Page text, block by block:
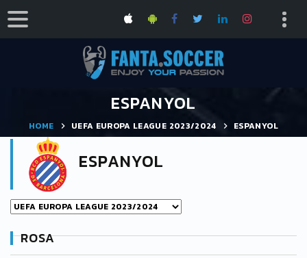
ESPANYOL
HOME UEFA EUROPA LEAGUE 2023/2024 ESPANYOL
ESPANYOL
ROSA